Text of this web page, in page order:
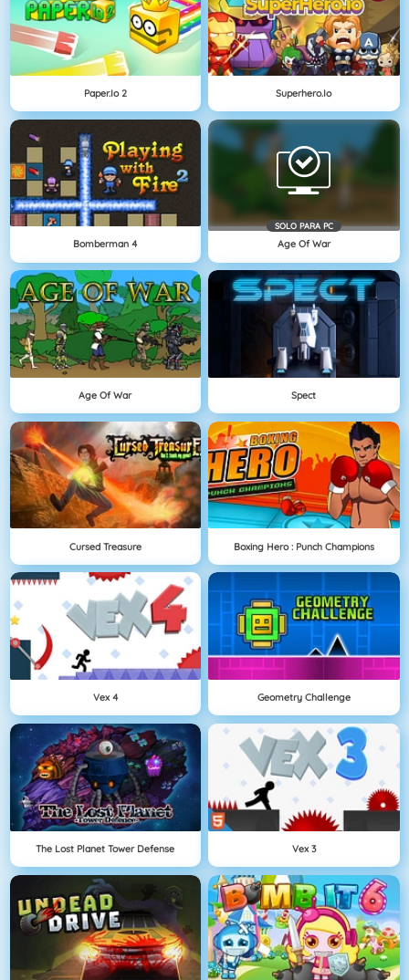
Paper.io 2 Superhero.io
Bomberman 4
SOLO PARA PC
Age Of War
Age Of War Spect
Cursed Treasure Boxing Hero : Punch Champions
Vex 4 Geometry Challenge
The Lost Planet Tower Defense Vex 3